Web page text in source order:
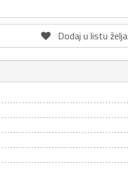
Dodaj u listu želja